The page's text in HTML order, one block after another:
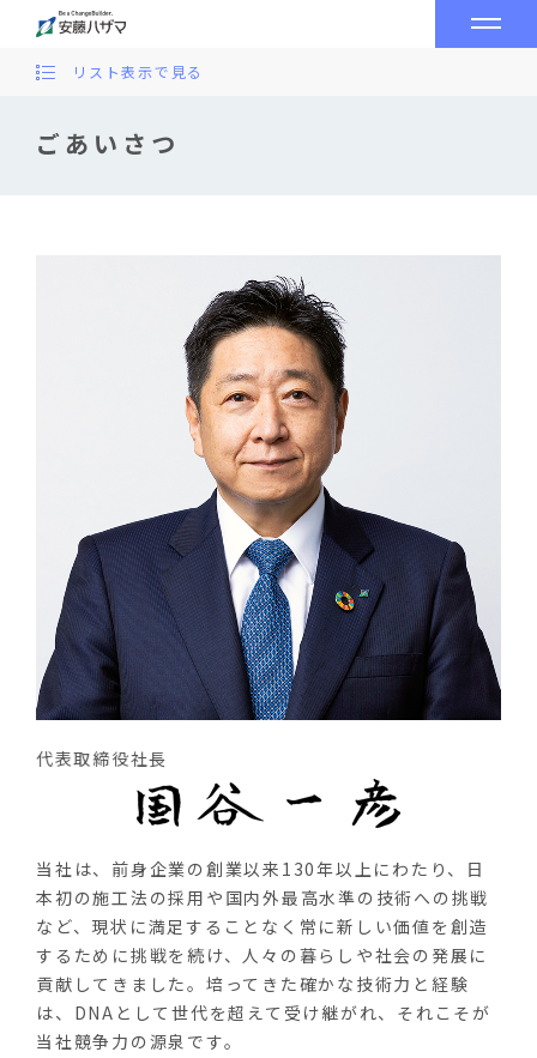
ごあいさつ
リスト表示で見る
代表取締役社長
当社は、前身企業の創業以来130年以上にわたり、日
本初の施工法の採用や国内外最高水準の技術への挑戦
など、現状に満足することなく常に新しい価値を創造
するために挑戦を続け、人々の暮らしや社会の発展に
貢献してきました。培ってきた確かな技術力と経験
は、DNAとして世代を超えて受け継がれ、それこそが
当社競争力の源泉です。